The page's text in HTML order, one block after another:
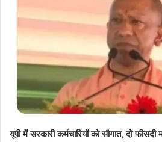
यूपी में सरकारी कर्मचारियों को सौगात, दो फीसदी